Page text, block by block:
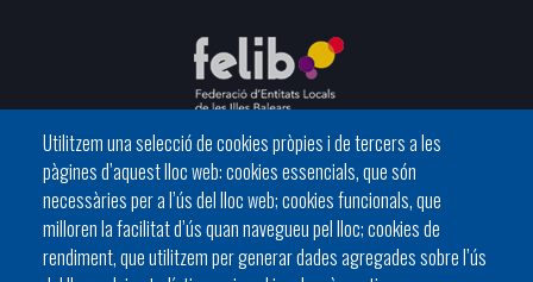
Utilitzem una selecció de cookies pròpies i de tercers a les
pàgines d’aquest lloc web: cookies essencials, que són
necessàries per a l’ús del lloc web; cookies funcionals, que
milloren la facilitat d’ús quan navegueu pel lloc; cookies de
rendiment, que utilitzem per generar dades agregades sobre l’ús
C/ del General Riera, 111 07010 Palma
Phone
971 760911 - Fax 971 763102